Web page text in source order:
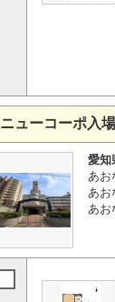
ニューコーポ入
愛知
あお
あお
あお